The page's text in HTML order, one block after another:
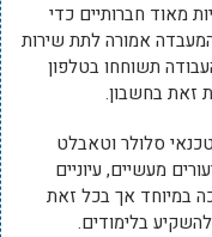
מאוד חברותיים כדי
אמורה לתת שירות
תשוחחו בטלפון
זאת בחשבון.
סלולר וטאבלט
שיעורים מעשיים, עיוניים
במיוחד אך בכל זאת
בלימודים.